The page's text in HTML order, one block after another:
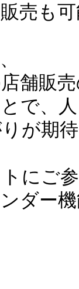
売も
舗販
で、
が期
にご
ダー